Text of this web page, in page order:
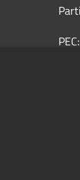
PEC: